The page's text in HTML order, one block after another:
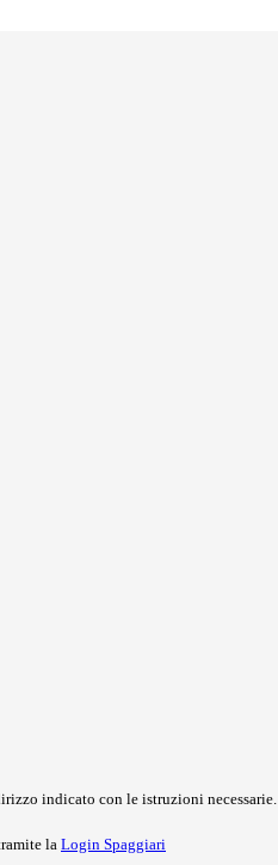
indicato con le istruzioni necessarie.
la Login Spaggiari